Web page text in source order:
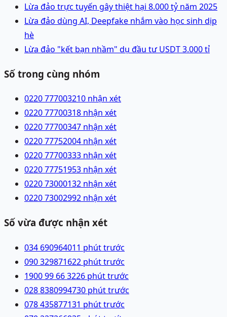
Lừa đảo trực tuyến gây thiệt hại 8.000 tỷ năm 2025
Lừa đảo dùng AI, Deepfake nhắm vào học sinh dịp
hè
Lừa đảo "kết bạn nhầm" dụ đầu tư USDT 3.000 tỉ
Số trong cùng nhóm
0220 777003210 nhận xét
0220 77700318 nhận xét
0220 77700347 nhận xét
0220 77752004 nhận xét
0220 77700333 nhận xét
0220 77751953 nhận xét
0220 73000132 nhận xét
0220 73002992 nhận xét
Số vừa được nhận xét
034 690964011 phút trước
090 329871622 phút trước
1900 99 66 3226 phút trước
028 8380994730 phút trước
078 435877131 phút trước